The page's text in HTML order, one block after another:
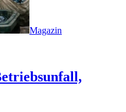
Magazin